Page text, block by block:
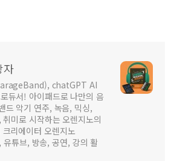
자
chatGPT AI
듀서! 아이패드로 나만의 음
드 악기 연주, 녹음, 믹싱,
미로 시작하는 오렌지노의
리에이터 오렌지노
튜브, 방송, 공연, 강의 활